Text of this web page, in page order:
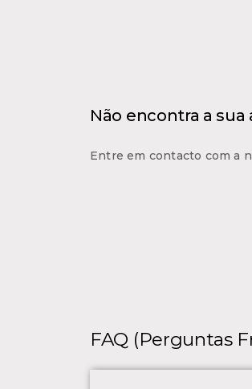
Não encontra a
Entre em contacto com a
FAQ (Perguntas